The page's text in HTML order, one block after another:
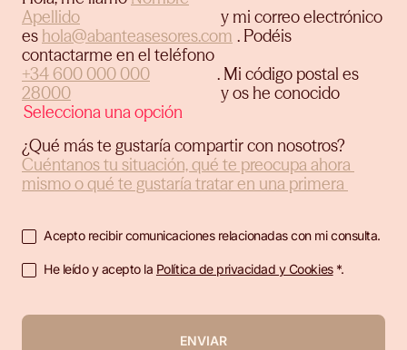
y mi correo electrónico
es
. Podéis
contactarme en el teléfono
. Mi código postal es
y os he conocido
¿Qué más te gustaría compartir con nosotros?
Acepto recibir comunicaciones relacionadas con mi consulta.
He leído y acepto la Política de privacidad y Cookies*.
ENVIAR